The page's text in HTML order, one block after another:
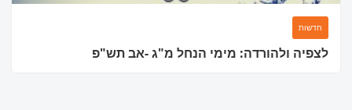
חדשות
לצפיה ולהורדה: מימי הנחל מ"ג -אב תש"פ